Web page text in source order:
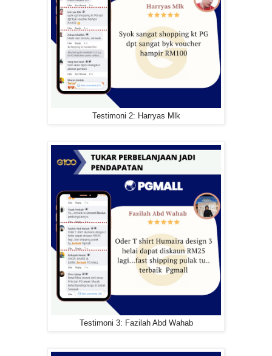
Testimoni 2: Harryas Mlk
Testimoni 3: Fazilah Abd Wahab